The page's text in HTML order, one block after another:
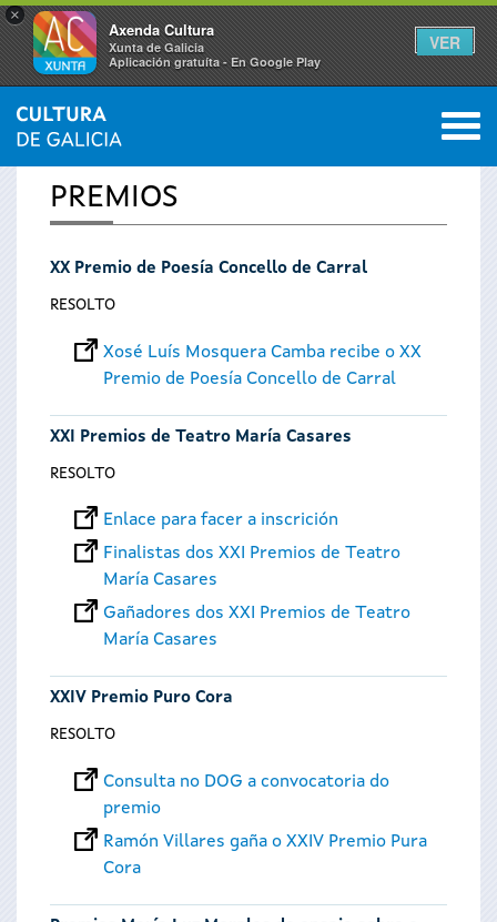
×
Axenda Cultura
Xunta de Galicia
Aplicación gratuíta - En Google Play
VER
Vostede
está
aquí
INICIO 0
PREMIOS
XX Premio de Poesía Concello de Carral
RESOLTO
Xosé Luís Mosquera Camba recibe o XX
Premio de Poesía Concello de Carral
XXI Premios de Teatro María Casares
RESOLTO
Enlace para facer a inscrición
Finalistas dos XXI Premios de Teatro
María Casares
Gañadores dos XXI Premios de Teatro
María Casares
XXIV Premio Puro Cora
RESOLTO
Consulta no DOG a convocatoria do
premio
Ramón Villares gaña o XXIV Premio Pura
Cora